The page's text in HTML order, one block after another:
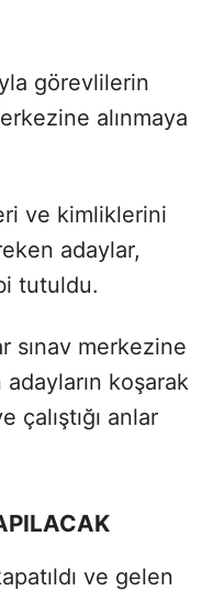
görevlilerin
alınmaya
ve kimliklerini
adaylar,
tutuldu.
sınav merkezine
adayların koşarak
çalıştığı anlar
ve gelen